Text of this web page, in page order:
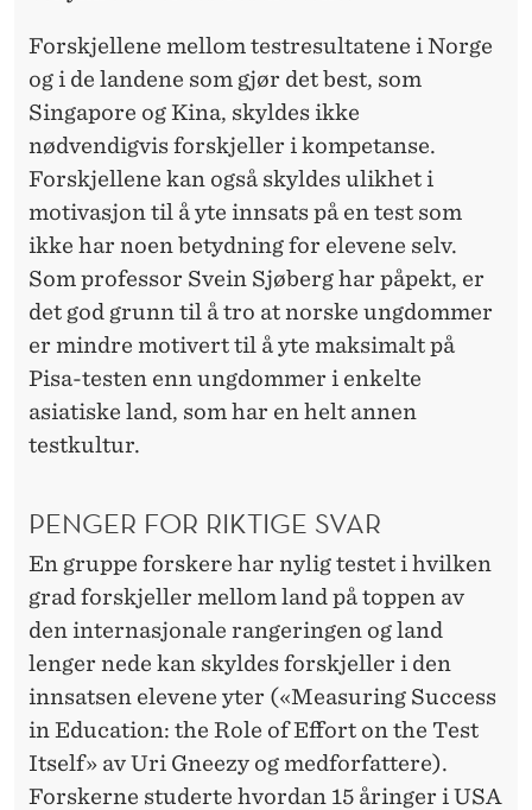
Forskjellene mellom testresultatene i Norge
og i de landene som gjør det best, som
Singapore og Kina, skyldes ikke
nødvendigvis forskjeller i kompetanse.
Forskjellene kan også skyldes ulikhet i
motivasjon til å yte innsats på en test som
ikke har noen betydning for elevene selv.
Som professor Svein Sjøberg har påpekt, er
det god grunn til å tro at norske ungdommer
er mindre motivert til å yte maksimalt på
Pisa-testen enn ungdommer i enkelte
asiatiske land, som har en helt annen
testkultur.
PENGER FOR RIKTIGE SVAR
En gruppe forskere har nylig testet i hvilken
grad forskjeller mellom land på toppen av
den internasjonale rangeringen og land
lenger nede kan skyldes forskjeller i den
innsatsen elevene yter («Measuring Success
in Education: the Role of Effort on the Test
Itself» av Uri Gneezy og medforfattere).
Forskerne studerte hvordan 15 åringer i USA